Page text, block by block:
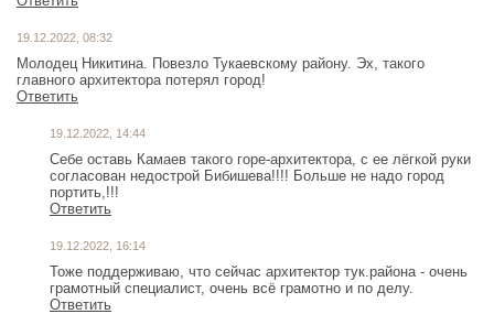
19.12.2022, 08:32
Молодец Никитина. Повезло Тукаевскому району. Эх, такого
главного архитектора потерял город!
Ответить
19.12.2022, 14:44
Себе оставь Камаев такого горе-архитектора, с ее лёгкой руки
согласован недострой Бибишева!!!! Больше не надо город
портить,!!!
Ответить
19.12.2022, 16:14
Тоже поддерживаю, что сейчас архитектор тук.района - очень
грамотный специалист, очень всё грамотно и по делу.
Ответить